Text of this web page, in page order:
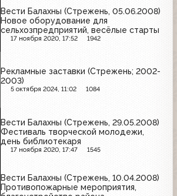
Вести Балахны (Стрежень, 05.06.2008)
Новое оборудование для
сельхозпредприятий, весёлые старты
17 ноября 2020, 17:52 1942
Рекламные заставки (Стрежень; 2002-
2003)
5 октября 2024, 11:02 1084
Вести Балахны (Стрежень, 29.05.2008)
Фестиваль творческой молодежи,
день библиотекаря
17 ноября 2020, 17:47 1545
Вести Балахны (Стрежень, 10.04.2008)
Противопожарные мероприятия,